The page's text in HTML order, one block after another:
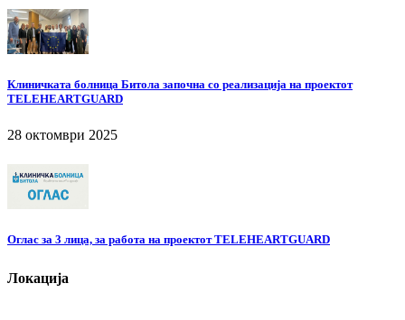
Клиничката болница Битола започна со реализација на проектот
TELEHEARTGUARD
28 октомври 2025
Оглас за 3 лица, за работа на проектот TELEHEARTGUARD
Локација